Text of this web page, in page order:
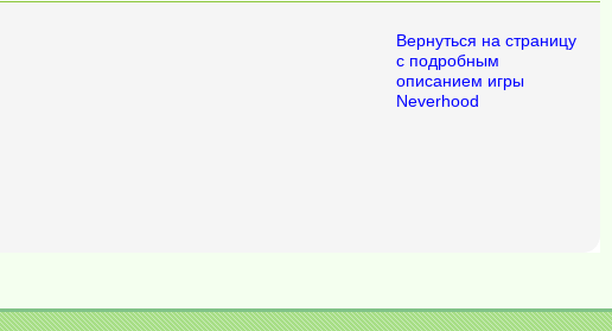
Вернуться на страницу
с подробным
описанием игры
Neverhood